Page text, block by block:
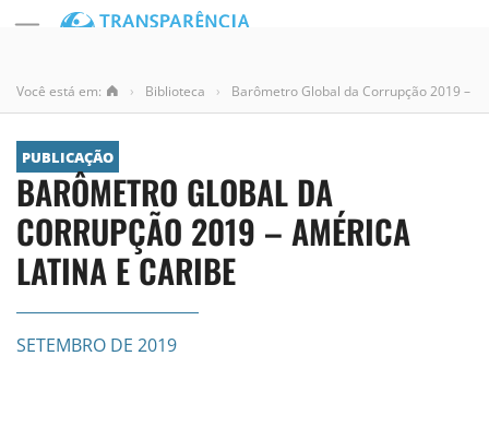
Você está em: › Biblioteca › Barômetro Global da Corrupção 2019 –
PUBLICAÇÃO
BARÔMETRO GLOBAL DA
CORRUPÇÃO 2019 – AMÉRICA
LATINA E CARIBE
SETEMBRO DE 2019